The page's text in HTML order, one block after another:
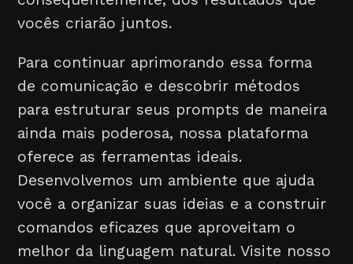
vocês criarão juntos.
Para continuar aprimorando essa forma
de comunicação e descobrir métodos
para estruturar seus prompts de maneira
ainda mais poderosa, nossa plataforma
oferece as ferramentas ideais.
Desenvolvemos um ambiente que ajuda
você a organizar suas ideias e a construir
comandos eficazes que aproveitam o
melhor da linguagem natural. Visite nosso